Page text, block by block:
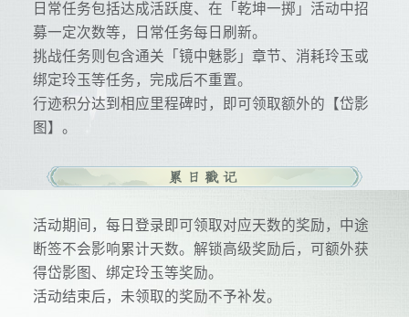
日常任务包括达成活跃度、在「乾坤一掷」活动中招
募一定次数等，日常任务每日刷新。
挑战任务则包含通关「镜中魅影」章节、消耗玲玉或
绑定玲玉等任务，完成后不重置。
行迹积分达到相应里程碑时，即可领取额外的【岱影
图】。
活动期间，每日登录即可领取对应天数的奖励，中途
断签不会影响累计天数。解锁高级奖励后，可额外获
得岱影图、绑定玲玉等奖励。
活动结束后，未领取的奖励不予补发。